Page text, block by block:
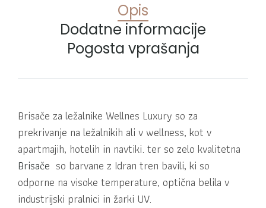
Opis
Dodatne informacije
Pogosta vprašanja
Brisače za ležalnike Wellnes Luxury so za
prekrivanje na ležalnikih ali v wellness, kot v
apartmajih, hotelih in navtiki. ter so zelo kvalitetna
Brisače so barvane z Idran tren bavili, ki so
odporne na visoke temperature, optična belila v
industrijski pralnici in žarki UV.